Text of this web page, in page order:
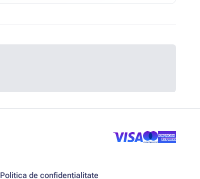
Politica de confidențialitate